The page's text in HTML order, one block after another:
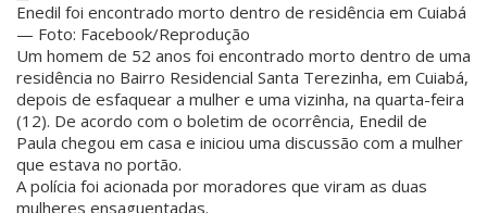
Enedil foi encontrado morto dentro de residência em Cuiabá
— Foto: Facebook/Reprodução
Um homem de 52 anos foi encontrado morto dentro de uma
residência no Bairro Residencial Santa Terezinha, em Cuiabá,
depois de esfaquear a mulher e uma vizinha, na quarta-feira
(12). De acordo com o boletim de ocorrência, Enedil de
Paula chegou em casa e iniciou uma discussão com a mulher
que estava no portão.
A polícia foi acionada por moradores que viram as duas
mulheres ensaguentadas.